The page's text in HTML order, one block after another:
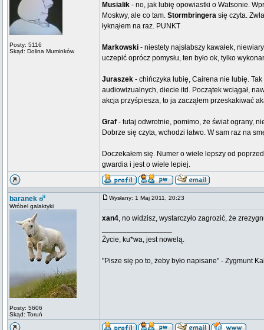
Posty: 5116
Skąd: Dolina Muminków
Musialik - no, jak lubię opowiastki o Watsonie.
Moskwy, ale co tam. Stormbringera się czyta.
łyknąłem na raz. PUNKT
Markowski - niestety najsłabszy kawałek,
uczepić oprócz pomysłu, ten było ok, tylko
Juraszek - chińczyka lubię, Cairena nie lubię.
audiowizualnych, diecie itd. Początek wciągał,
akcja przyśpiesza, to ja zacząłem przeskakiwać
Graf - tutaj odwrotnie, pomimo, że świat ograny,
Dobrze się czyta, wchodzi łatwo. W sam raz na
Doczekałem się. Numer o wiele lepszy od
gwardia i jest o wiele lepiej.
baranek
Wróbel galaktyki
Posty: 5606
Skąd: Toruń
Wysłany: 1 Maj 2011, 20:23
xan4, no widzisz, wystarczyło zagrozić, że
Życie, ku*wa, jest nowelą.
"Pisze się po to, żeby było napisane" - Zygmunt